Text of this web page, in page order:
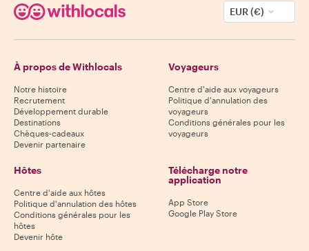
EUR (€)
À propos de Withlocals
Notre histoire
Recrutement
Développement durable
Destinations
Chèques-cadeaux
Devenir partenaire
Voyageurs
Centre d'aide aux voyageurs
Politique d'annulation des
voyageurs
Conditions générales pour les
voyageurs
Hôtes
Centre d'aide aux hôtes
Politique d'annulation des hôtes
Conditions générales pour les
hôtes
Devenir hôte
Télécharge notre
application
App Store
Google Play Store